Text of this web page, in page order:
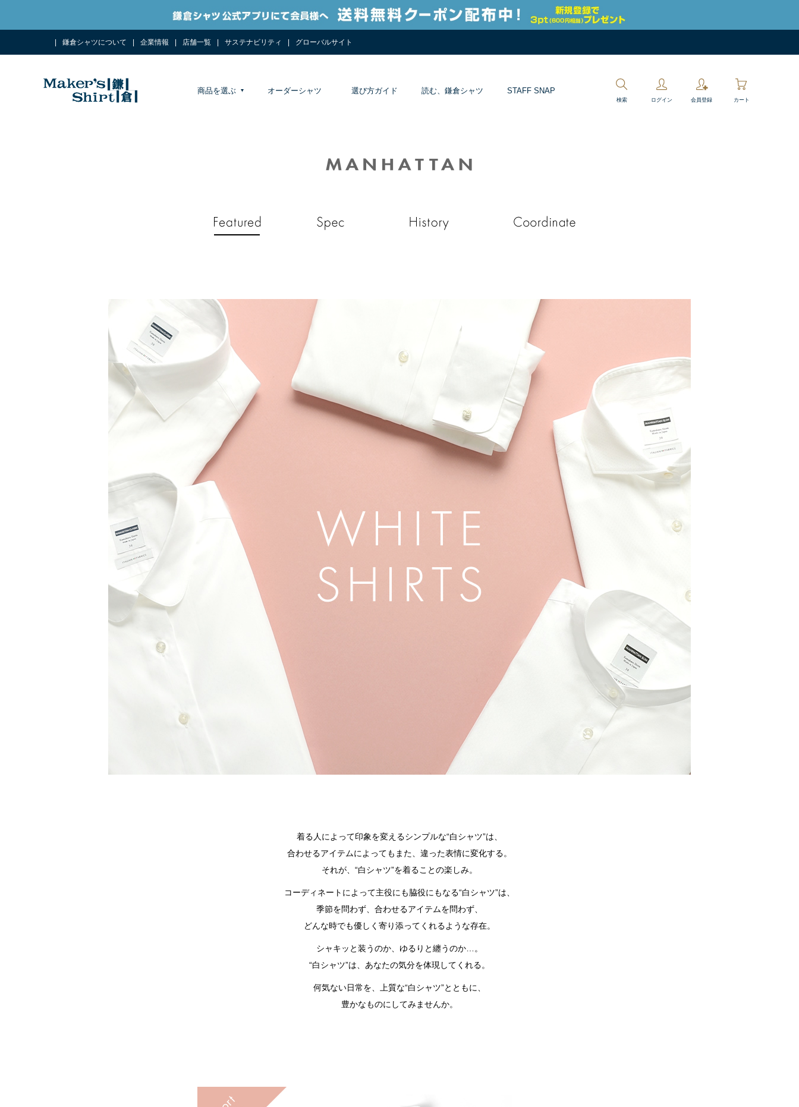
鎌倉シャツについて 企業情報 店舗一覧 サステナビリティ グローバルサイト
商品を選ぶ オーダーシャツ 選び方ガイド 読む、鎌倉シャツ STAFF SNAP
検索 ログイン 会員登録 カート
着る人によって印象を変えるシンプルな“白シャツ”は、
合わせるアイテムによってもまた、違った表情に変化する。
それが、“白シャツ”を着ることの楽しみ。
コーディネートによって主役にも脇役にもなる“白シャツ”は、
季節を問わず、合わせるアイテムを問わず、
どんな時でも優しく寄り添ってくれるような存在。
シャキッと装うのか、ゆるりと纏うのか…。
“白シャツ”は、あなたの気分を体現してくれる。
何気ない日常を、上質な“白シャツ”とともに、
豊かなものにしてみませんか。